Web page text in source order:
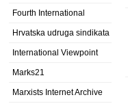
Fourth International
Hrvatska udruga sindikata
International Viewpoint
Marks21
Marxists Internet Archive